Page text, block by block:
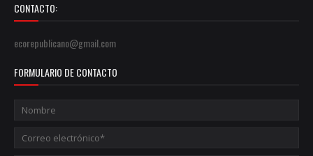
CONTACTO:
ecorepublicano@gmail.com
FORMULARIO DE CONTACTO